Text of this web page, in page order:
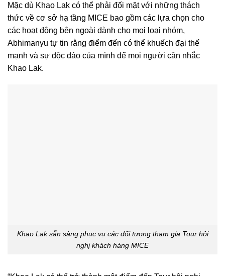
Mặc dù Khao Lak có thể phải đối mặt với những thách
thức về cơ sở hạ tầng MICE bao gồm các lựa chọn cho
các hoạt động bên ngoài dành cho mọi loại nhóm,
Abhimanyu tự tin rằng điểm đến có thể khuếch đại thế
mạnh và sự độc đáo của mình để mọi người cân nhắc
Khao Lak.
Khao Lak sẵn sàng phục vụ các đối tượng tham gia Tour hội
nghị khách hàng MICE